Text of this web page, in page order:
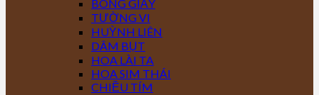
BÔNG GIẤY
TƯỜNG VI
HUỲNH LIÊN
DÂM BỤT
HOA LÀI TA
HOA SIM THÁI
CHIỀU TÍM